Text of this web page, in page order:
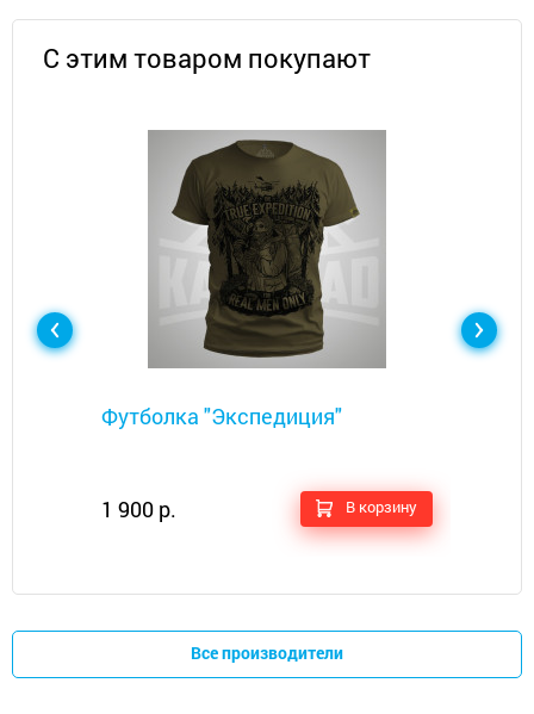
С этим товаром покупают
Футболка "Экспедиция"​
1 900 р. В корзину
Все производители